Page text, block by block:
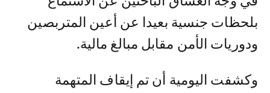
بلحظات جنسية بعيدا عن أعين المتربصين
ودوريات الأمن مقابل مبالغ مالية.
وكشفت اليومية أن تم إيقاف المتهمة